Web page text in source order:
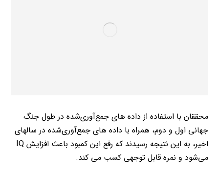
محققان با استفاده از داده‌ های جمع‌آوری‌شده در طول جنگ
جهانی اول و دوم، همراه با داده ‌های جمع‌آوری‌شده در سالهای
اخیر، به این نتیجه رسیدند که رفع این کمبود باعث افزایش IQ
می‌شود و نمره قابل توجهی کسب می کند.